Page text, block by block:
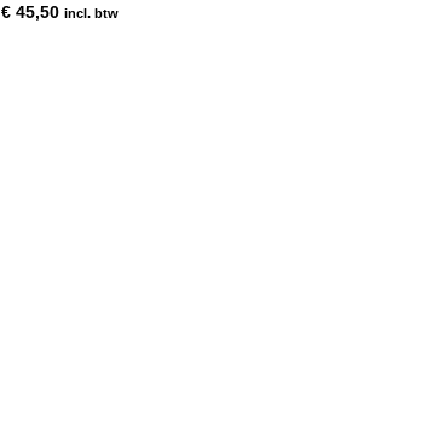
€45,50Prijsklasse:
incl. btw